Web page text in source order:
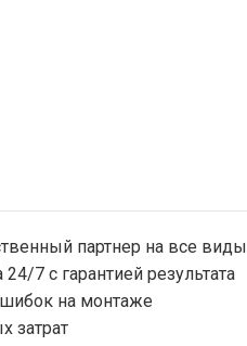
партнер на все виды
7 с гарантией результата
на монтаже
затрат